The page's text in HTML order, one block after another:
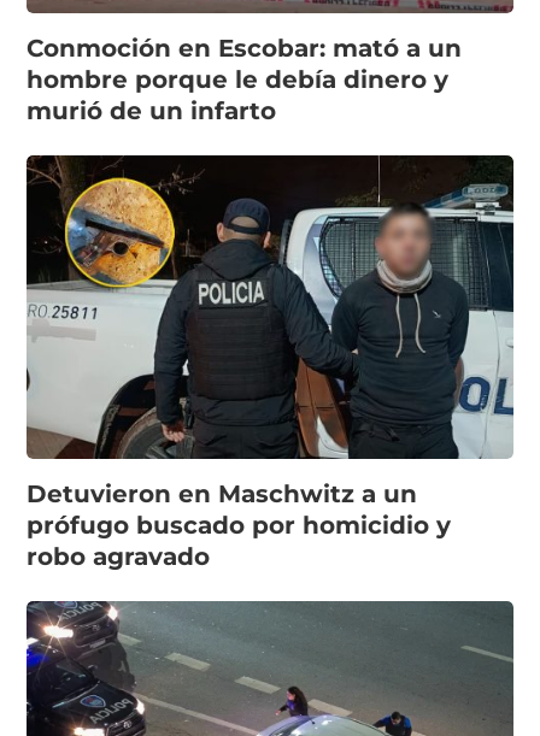
Conmoción en Escobar: mató a un
hombre porque le debía dinero y
murió de un infarto
Detuvieron en Maschwitz a un
prófugo buscado por homicidio y
robo agravado